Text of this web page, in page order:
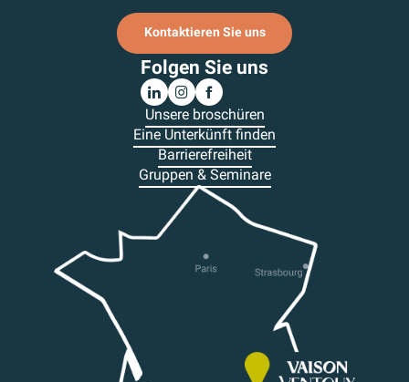
Kontaktieren Sie uns
Folgen Sie uns
Unsere broschüren
Eine Unterkünft finden
Barrierefreiheit
Gruppen & Seminare